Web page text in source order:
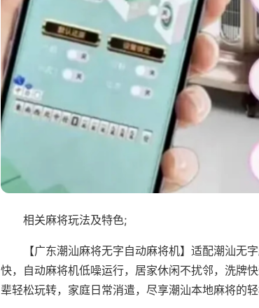
相关麻将玩法及特色;
【广东潮汕麻将无字自动麻将机】适配潮汕无
快，自动麻将机低噪运行，居家休闲不扰邻，洗牌
辈轻松玩转，家庭日常消遣，尽享潮汕本地麻将的轻